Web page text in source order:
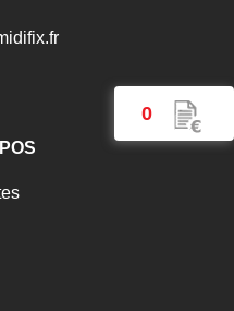
0
idifix.fr